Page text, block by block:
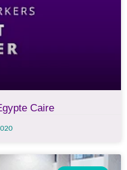
Caire